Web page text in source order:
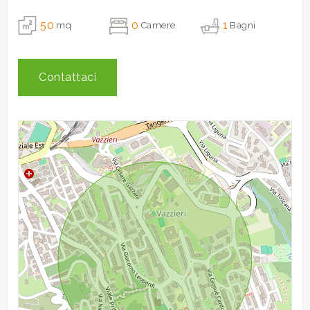
50 mq 0 Camere 1 Bagni
Contattaci
5
5+
Camere
minime
Qualsiasi
1